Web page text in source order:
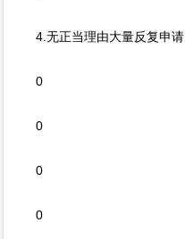
4.无正当理由大量反复申请
0
0
0
0